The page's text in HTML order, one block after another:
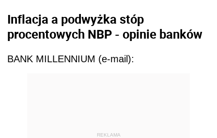
Inflacja a podwyżka stóp
procentowych NBP - opinie banków
BANK MILLENNIUM (e-mail):
REKLAMA